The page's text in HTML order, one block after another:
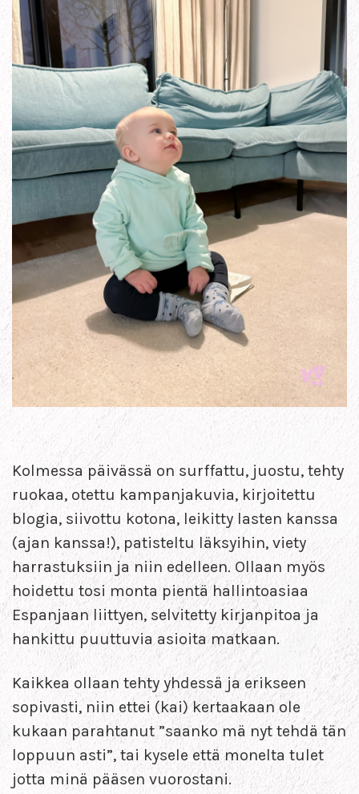
Kolmessa päivässä on surffattu, juostu, tehty
ruokaa, otettu kampanjakuvia, kirjoitettu
blogia, siivottu kotona, leikitty lasten kanssa
(ajan kanssa!), patisteltu läksyihin, viety
harrastuksiin ja niin edelleen. Ollaan myös
hoidettu tosi monta pientä hallintoasiaa
Espanjaan liittyen, selvitetty kirjanpitoa ja
hankittu puuttuvia asioita matkaan.
Kaikkea ollaan tehty yhdessä ja erikseen
sopivasti, niin ettei (kai) kertaakaan ole
kukaan parahtanut ”saanko mä nyt tehdä tän
loppuun asti”, tai kysele että monelta tulet
jotta minä pääsen vuorostani.